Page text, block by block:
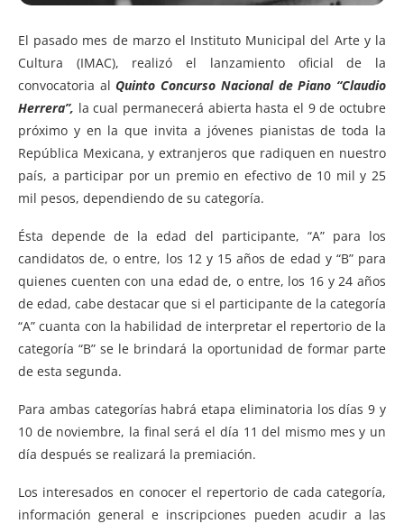
El pasado mes de marzo el Instituto Municipal del Arte y la
Cultura (IMAC), realizó el lanzamiento oficial de la
convocatoria al Quinto Concurso Nacional de Piano “Claudio
Herrera”, la cual permanecerá abierta hasta el 9 de octubre
próximo y en la que invita a jóvenes pianistas de toda la
República Mexicana, y extranjeros que radiquen en nuestro
país, a participar por un premio en efectivo de 10 mil y 25
mil pesos, dependiendo de su categoría.
Ésta depende de la edad del participante, “A” para los
candidatos de, o entre, los 12 y 15 años de edad y “B” para
quienes cuenten con una edad de, o entre, los 16 y 24 años
de edad, cabe destacar que si el participante de la categoría
“A” cuanta con la habilidad de interpretar el repertorio de la
categoría “B” se le brindará la oportunidad de formar parte
de esta segunda.
Para ambas categorías habrá etapa eliminatoria los días 9 y
10 de noviembre, la final será el día 11 del mismo mes y un
día después se realizará la premiación.
Los interesados en conocer el repertorio de cada categoría,
información general e inscripciones pueden acudir a las